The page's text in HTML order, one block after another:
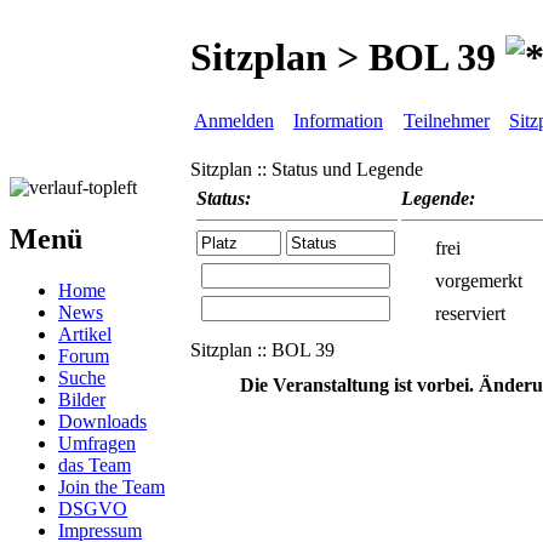
Menü
Home
News
Artikel
Forum
Suche
Bilder
Downloads
Umfragen
das Team
Join the Team
DSGVO
Impressum
Sitzplan > BOL 39
Anmelden Information Teilnehmer
Sitzplan :: Status und Legende
Status:
Legende:
frei
vorgemerkt
reserviert
Sitzplan :: BOL 39
Die Veranstaltung ist vorbei.